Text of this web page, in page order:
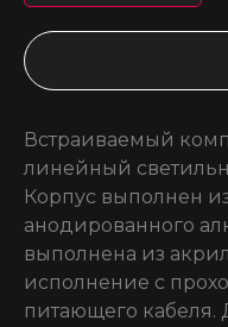
Встраиваемый
линейный
Корпус выполнен
анодированного
выполнена из
исполнение с
питающего